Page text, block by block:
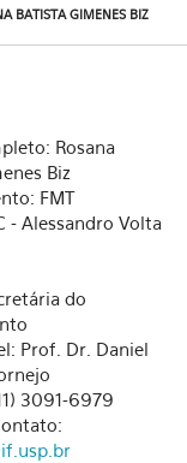
BATISTA GIMENES BIZ
Rosana
Biz
FMT
- Alessandro Volta
do
Prof. Dr. Daniel
3091-6979